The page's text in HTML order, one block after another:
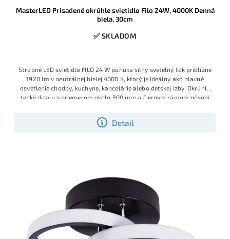
MasterLED Prisadené okrúhle svietidlo Filo 24W, 4000K Denná
biela, 30cm
✅ SKLADOM
Detail
Stropné LED svietidlo FILO 24 W ponúka silný svetelný tok približne
1920 lm v neutrálnej bielej 4000 K, ktorý je ideálny ako hlavné
osvetlenie chodby, kuchyne, kancelárie alebo detskej izby. Okrúhly
tenký dizajn s priemerom okolo 300 mm a čiernym rámom pôsobí
šetrí energiu aj náklady na údržbu.